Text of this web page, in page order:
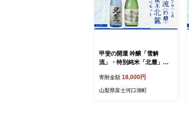
甲斐の開運 吟醸「雪解
流」・特別純米「北麓」飲
山の日本酒＞ 井出醸造店 日
本酒 FAK012
寄附金額 18,000円
山梨県富士河口湖町